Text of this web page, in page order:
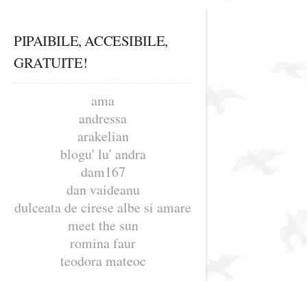
PIPAIBILE, ACCESIBILE,
GRATUITE!
ama
andressa
arakelian
blogu' lu' andra
dam167
dan vaideanu
dulceata de cirese albe si amare
meet the sun
romina faur
teodora mateoc